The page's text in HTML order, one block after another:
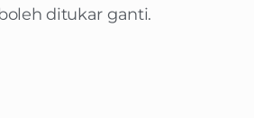
ditukar ganti.